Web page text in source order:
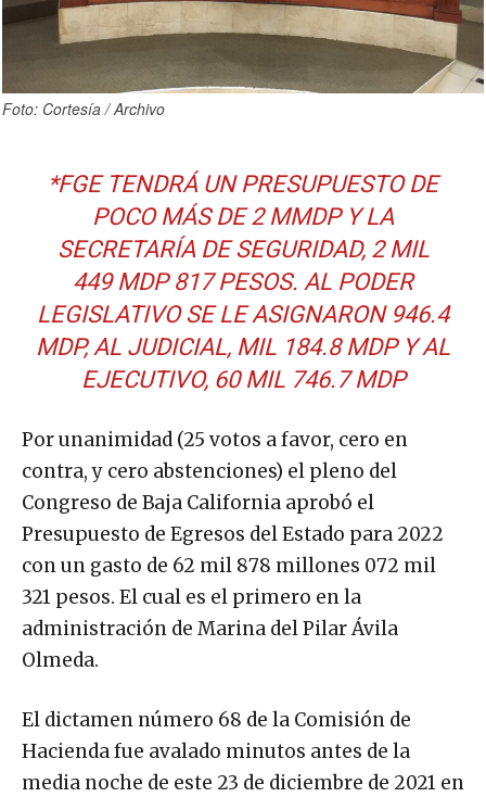
Foto: Cortesía / Archivo
*FGE TENDRÁ UN PRESUPUESTO DE
POCO MÁS DE 2 MMDP Y LA
SECRETARÍA DE SEGURIDAD, 2 MIL
449 MDP 817 PESOS. AL PODER
LEGISLATIVO SE LE ASIGNARON 946.4
MDP, AL JUDICIAL, MIL 184.8 MDP Y AL
EJECUTIVO, 60 MIL 746.7 MDP
Por unanimidad (25 votos a favor, cero en
contra, y cero abstenciones) el pleno del
Congreso de Baja California aprobó el
Presupuesto de Egresos del Estado para 2022
con un gasto de 62 mil 878 millones 072 mil
321 pesos. El cual es el primero en la
administración de Marina del Pilar Ávila
Olmeda.
El dictamen número 68 de la Comisión de
Hacienda fue avalado minutos antes de la
media noche de este 23 de diciembre de 2021 en